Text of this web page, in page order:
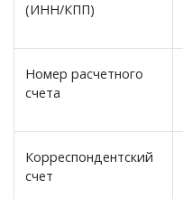
(ИНН/КПП)
Номер расчетного
счета
Корреспондентский
счет